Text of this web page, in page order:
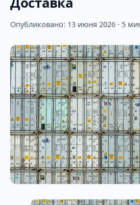
Опубликовано: 13 июня 2026 · 5